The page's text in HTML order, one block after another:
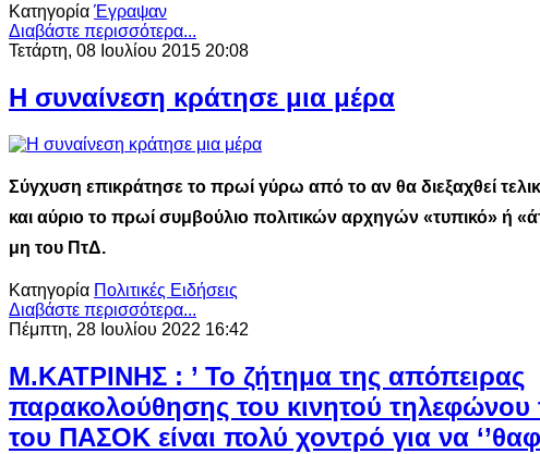
Κατηγορία Έγραψαν
Διαβάστε περισσότερα...
Τετάρτη, 08 Ιουλίου 2015 20:08
Η συναίνεση κράτησε μια μέρα
Σύγχυση επικράτησε το πρωί γύρω από το αν θα διεξαχθεί
και αύριο το πρωί συμβούλιο πολιτικών αρχηγών «τυπικό» ή
μη του ΠτΔ.
Κατηγορία Πολιτικές Ειδήσεις
Διαβάστε περισσότερα...
Πέμπτη, 28 Ιουλίου 2022 16:42
Μ.ΚΑΤΡΙΝΗΣ : ’ Το ζήτημα της απόπειρας
παρακολούθησης του κινητού
του ΠΑΣΟΚ είναι πολύ χοντρό για να